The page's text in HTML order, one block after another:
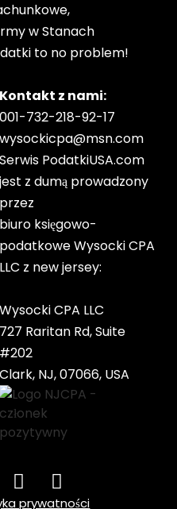
Kontakt z nami:
001-732-218-92-17
wysockicpa@msn.com
Serwis PodatkiUSA.com
jest z dumą prowadzony
przez
biuro księgowo-
podatkowe Wysocki CPA
LLC z new jersey:
Wysocki CPA LLC
727 Raritan Rd, Suite
#202
Clark, NJ, 07066, USA
w Stanach
to no problem!
prywatności